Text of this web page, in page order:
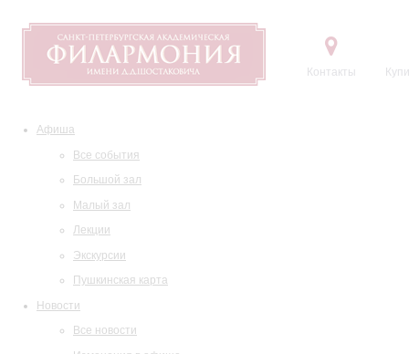
Контакты
Афиша
Все события
Большой зал
Малый зал
Лекции
Экскурсии
Пушкинская карта
Новости
Все новости